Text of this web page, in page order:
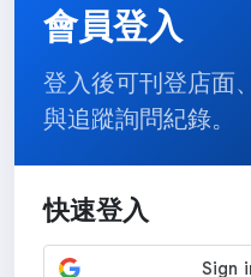
會員登入
登入後可刊登店面
與追蹤詢問紀錄。
快速登入